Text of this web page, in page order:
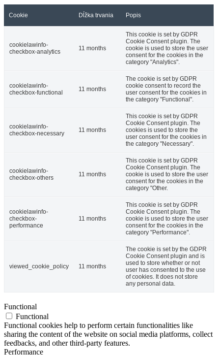
Cookie Dĺžka trvania Popis
cookielawinfo-
checkbox-analytics
11 months
This cookie is set by GDPR
Cookie Consent plugin. The
cookie is used to store the user
consent for the cookies in the
category "Analytics".
cookielawinfo-
checkbox-functional
11 months
The cookie is set by GDPR
cookie consent to record the
user consent for the cookies in
the category "Functional".
cookielawinfo-
checkbox-necessary
11 months
This cookie is set by GDPR
Cookie Consent plugin. The
cookies is used to store the
user consent for the cookies in
the category "Necessary".
cookielawinfo-
checkbox-others
11 months
This cookie is set by GDPR
Cookie Consent plugin. The
cookie is used to store the user
consent for the cookies in the
category "Other.
cookielawinfo-
checkbox-
performance
11 months
This cookie is set by GDPR
Cookie Consent plugin. The
cookie is used to store the user
consent for the cookies in the
category "Performance".
viewed_cookie_policy 11 months
The cookie is set by the GDPR
Cookie Consent plugin and is
used to store whether or not
user has consented to the use
of cookies. It does not store
any personal data.
Functional
Functional
Functional cookies help to perform certain functionalities like
sharing the content of the website on social media platforms, collect
feedbacks, and other third-party features.
Performance